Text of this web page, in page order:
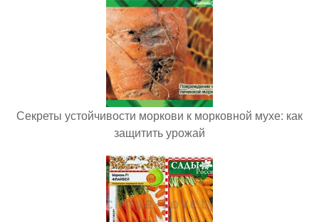
Секреты устойчивости моркови к морковной мухе: как
защитить урожай